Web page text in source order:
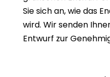
Sie sich an, wie das
wird. Wir senden
Entwurf zur